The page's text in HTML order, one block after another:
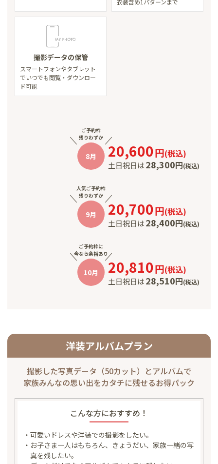
衣装含め1パターンまで
撮影データの保管
スマートフォンやタブレット
でいつでも閲覧・ダウンロー
ド可能
ご予約枠
残りわずか
8月 20,600円(税込)
土日祝日は28,300円(税込)
人気ご予約枠
残りわずか
9月 20,700円(税込)
土日祝日は28,400円(税込)
ご予約枠に
今なら余裕あり
10月 20,810円(税込)
土日祝日は28,510円(税込)
洋装アルバムプラン
撮影した写真データ（50カット）とアルバムで
家族みんなの思い出をカタチに残せるお得パック
こんな方におすすめ！
・可愛いドレスや洋装での撮影をしたい。
・お子さま一人はもちろん、きょうだい、家族一緒の写
真を残したい。